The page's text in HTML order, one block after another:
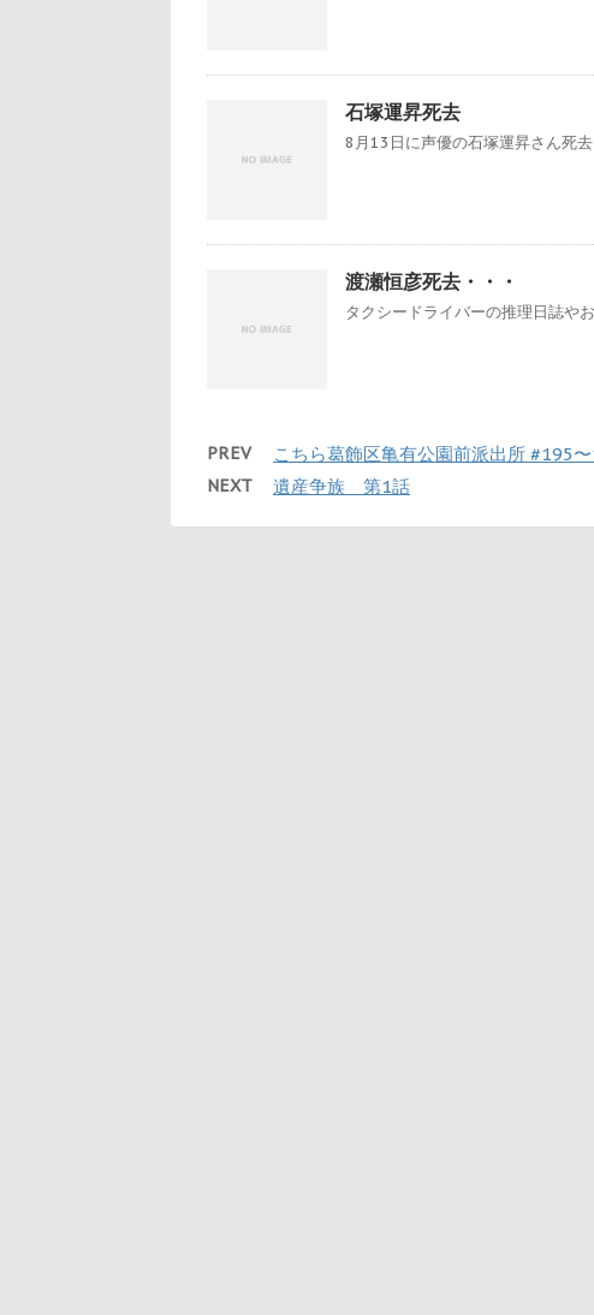
石塚運昇死去
8月13日に声優の石塚運昇さん死
渡瀬恒彦死去・・・
タクシードライバーの推理日誌や
PREV こちら葛飾区亀有公園前派出所 #195
NEXT 遺産争族 第1話